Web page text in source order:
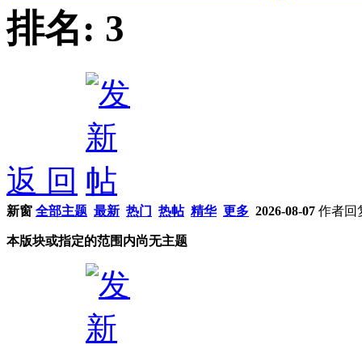
排名: 3
返 回
新窗 全部主题 最新 热门 热帖 精华 更多 2026-08-07 作者回
本版块或指定的范围内尚无主题